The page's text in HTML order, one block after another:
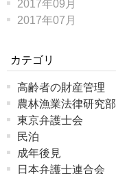
2017年09月
2017年07月
カテゴリ
高齢者の財産管理
農林漁業法律研究部
東京弁護士会
民泊
成年後見
日本弁護士連合会